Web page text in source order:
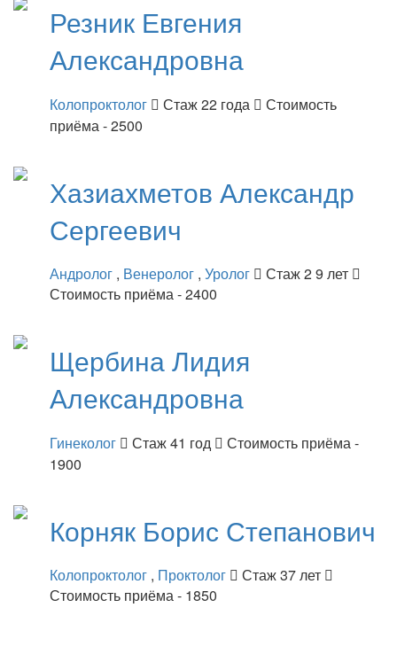
Резник Евгения
Александровна
Колопроктолог Стаж 22 года
Стоимость
приёма - 2500
Хазиахметов Александр
Сергеевич
Андролог , Венеролог , Уролог
Стаж 2 9 лет
Стоимость приёма - 2400
ЩербинаЛидия
Александровна
Гинеколог Стаж 41 год
Стоимость приёма -
1900
Корняк Борис Степанович
Колопроктолог , Проктолог
Стаж 37 лет
Стоимость приёма - 1850